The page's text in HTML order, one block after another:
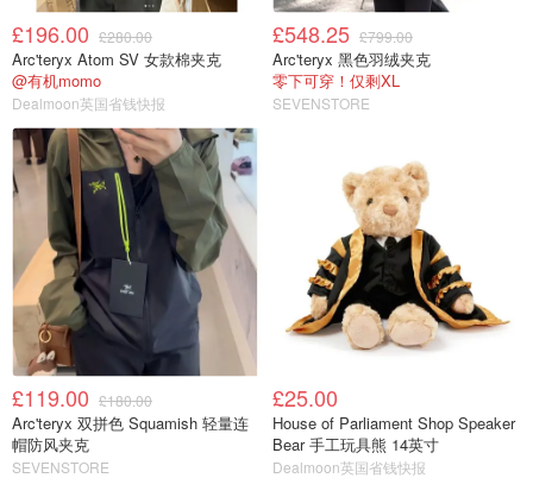
£196.00 £280.00
Arc'teryx Atom SV 女款棉夹克
@有机momo
Dealmoon英国省钱快报
£548.25 £799.00
Arc'teryx 黑色羽绒夹克
零下可穿！仅剩XL
SEVENSTORE
£119.00 £180.00
Arc'teryx 双拼色 Squamish 轻量连
帽防风夹克
SEVENSTORE
£25.00
House of Parliament Shop Speaker
Bear 手工玩具熊 14英寸
Dealmoon英国省钱快报